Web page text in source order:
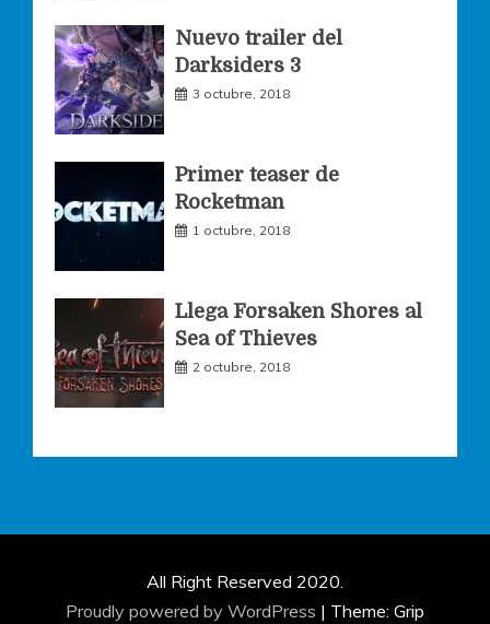
m
Nuevo trailer del
Darksiders 3
3 octubre, 2018
Primer teaser de
Rocketman
1 octubre, 2018
Llega Forsaken Shores al
Sea of Thieves
2 octubre, 2018
All Right Reserved 2020.
Proudly powered by WordPress | Theme: Grip